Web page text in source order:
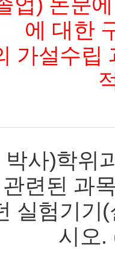
업) 논문
에 대한
가설수립
박사)학위
련된 과
실험기기
시오.